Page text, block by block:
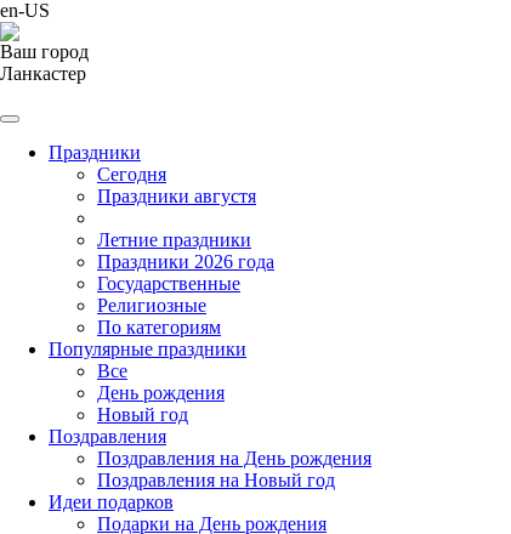
en-US
Ваш город
Ланкастер
Праздники
Cегодня
Праздники августя
Летние праздники
Праздники 2026 года
Государственные
Религиозные
По категориям
Популярные праздники
Все
День рождения
Новый год
Поздравления
Поздравления на День рождения
Поздравления на Новый год
Идеи подарков
Подарки на День рождения